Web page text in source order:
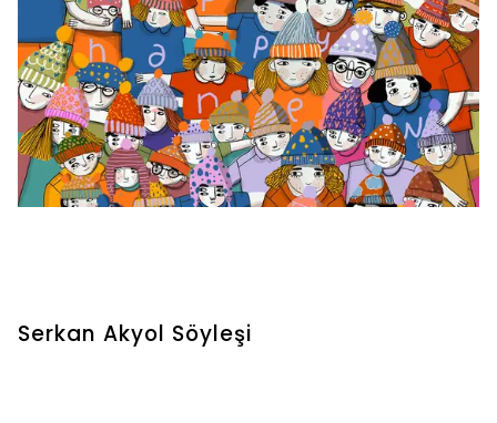
Serkan Akyol Söyleşi